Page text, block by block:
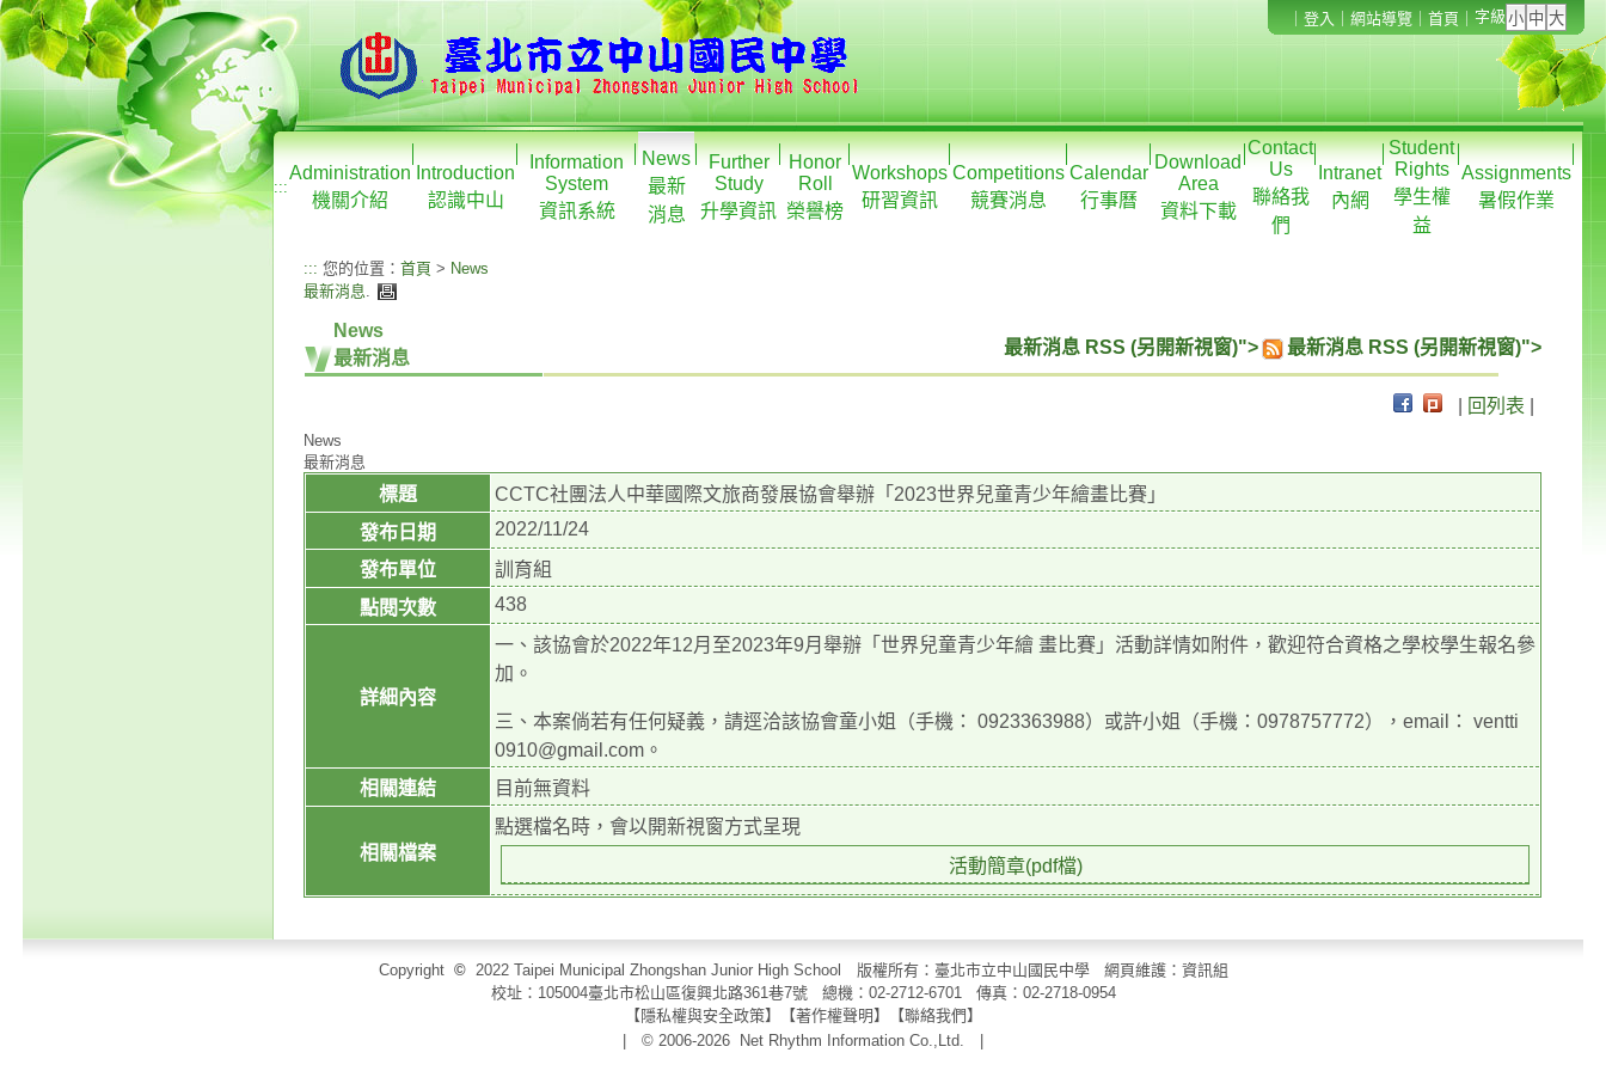
登入 網站導覽 首頁 字級
:::
Administration
機關介紹
Introduction
認識中山
Information
System
資訊系統
News
最新
消息
Further
Study
升學資訊
Honor
Roll
榮譽榜
Workshops
研習資訊
Competitions
競賽消息
Calendar
行事曆
Download
Area
資料下載
Contact
Us
聯絡我
們
Intranet
內網
Student
Rights
學生權
益
Assignments
暑假作業
::: 您的位置： 首頁 > News
最新消息.
News
最新消息
最新消息 RSS (另開新視窗)"> 最新消息 RSS (另開新視窗)">
回列表
News
最新消息
標題
CCTC社團法人中華國際文旅商發展協會舉辦「2023世界兒童青少年繪畫比賽」
發布日期
2022/11/24
發布單位
訓育組
點閱次數
438
詳細內容
一、該協會於2022年12月至2023年9月舉辦「世界兒童青少年繪 畫比賽」活動詳情如附件，歡迎符合資格之學校學生報名參
加。
三、本案倘若有任何疑義，請逕洽該協會童小姐（手機： 0923363988）或許小姐（手機：0978757772），email： ventti
0910@gmail.com。
相關連結
目前無資料
相關檔案
點選檔名時，會以開新視窗方式呈現
活動簡章(pdf檔)
Copyright © 2022 Taipei Municipal Zhongshan Junior High School 版權所有：臺北市立中山國民中學 網頁維護：資訊組
校址：105004臺北市松山區復興北路361巷7號 總機：02-2712-6701 傳真： 02-2718-0954
【隱私權與安全政策】【著作權聲明 】 【聯絡我們 】
| © 2006-2026
Net Rhythm Information Co.,Ltd.